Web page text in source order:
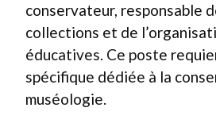
conservateur, responsable
collections et de
éducatives. Ce poste
spécifique dédiée à la
muséologie.